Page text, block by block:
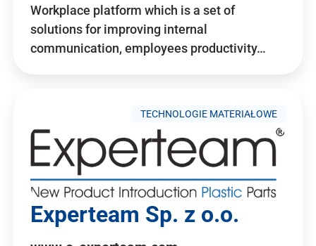
Workplace platform which is a set of
solutions for improving internal
communication, employees productivity…
TECHNOLOGIE MATERIAŁOWE
Experteam Sp. z o.o.